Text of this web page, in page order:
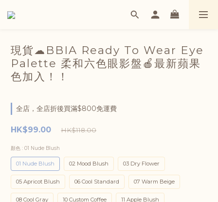
現貨☁BBIA Ready To Wear Eye
Palette 柔和六色眼影盤🍎最新蘋果
色加入！！
全店，全店折後買滿$800免運費
HK$99.00 HK$118.00
顏色 : 01 Nude Blush
01 Nude Blush 02 Mood Blush 03 Dry Flower
05 Apricot Blush 06 Cool Standard 07 Warm Beige
08 Cool Gray 10 Custom Coffee 11 Apple Blush